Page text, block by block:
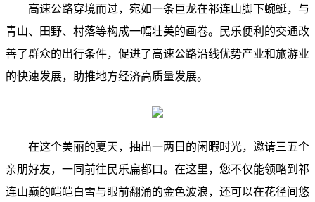
高速公路穿境而过，宛如一条巨龙在祁连山脚下蜿蜒，与
青山、田野、村落等构成一幅壮美的画卷。民乐便利的交通改
善了群众的出行条件，促进了高速公路沿线优势产业和旅游业
的快速发展，助推地方经济高质量发展。
在这个美丽的夏天，抽出一两日的闲暇时光，邀请三五个
亲朋好友，一同前往民乐扁都口。在这里，您不仅能领略到祁
连山巅的皑皑白雪与眼前翻涌的金色波浪，还可以在花径间悠